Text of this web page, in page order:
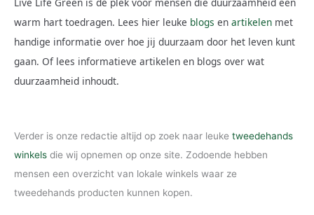
warm hart toedragen. Lees hier leuke blogs en artikelen met
handige informatie over hoe jij duurzaam door het leven kunt
gaan. Of lees informatieve artikelen en blogs over wat
duurzaamheid inhoudt.
Verder is onze redactie altijd op zoek naar leuke tweedehands
winkels die wij opnemen op onze site. Zodoende hebben
mensen een overzicht van lokale winkels waar ze
tweedehands producten kunnen kopen.